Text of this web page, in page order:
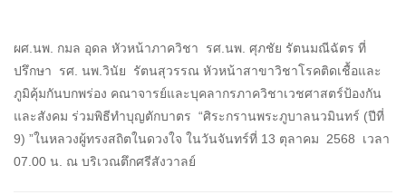
ผศ.นพ. กมล อุดล หัวหน้าภาควิชา รศ.นพ. ศุภชัย รัตนมณีฉัตร ที่
ปรึกษา รศ. นพ.วินัย รัตนสุวรรณ หัวหน้าสาขาวิชาโรคติดเชื้อและ
ภูมิคุ้มกันบกพร่อง คณาจารย์และบุคลากรภาควิชาเวชศาสตร์ป้องกัน
และสังคม ร่วมพิธีทำบุญตักบาตร “ศิระกรานพระภูบาลนวมินทร์ (ปีที่
9) ”ในหลวงผู้ทรงสถิตในดวงใจ ในวันจันทร์ที่ 13 ตุลาคม 2568 เวลา
07.00 น. ณ บริเวณตึกศรีสังวาลย์